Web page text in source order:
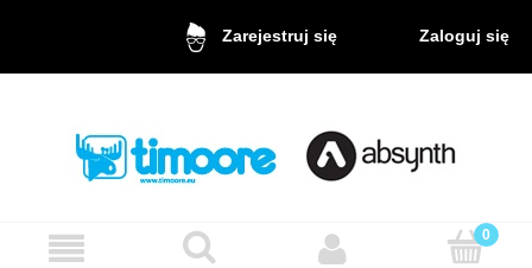
Zarejestruj się Zaloguj się